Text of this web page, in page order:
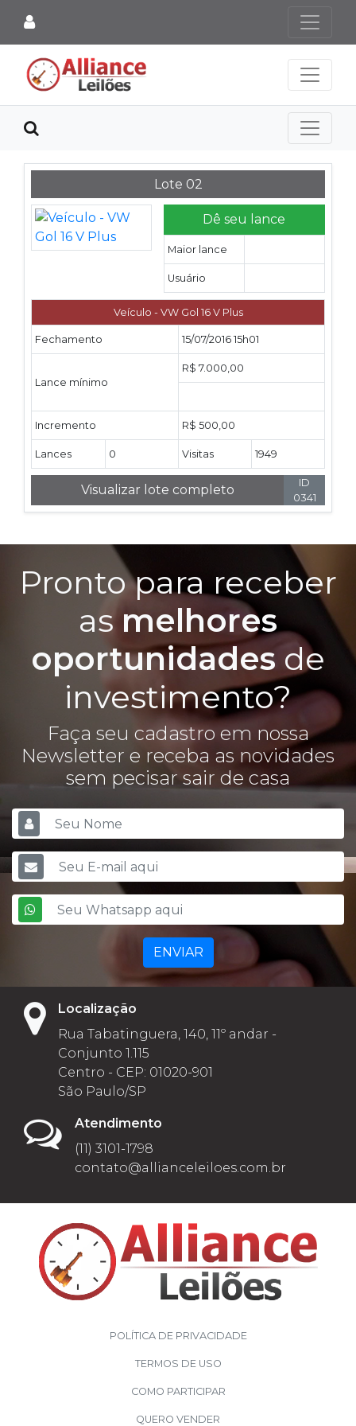
Lote 02
Dê seu lance
Maior lance
Usuário
Veículo - VW Gol 16 V Plus
Fechamento 15/07/2016 15h01
Lance mínimo
R$ 7.000,00
Incremento R$ 500,00
Lances 0 Visitas 1949
Visualizar lote completo
ID
0341
Pronto para receber
asmelhores
oportunidades de
investimento?
Faça seu cadastro em nossa
Newsletter e receba as novidades
sem pecisar sair de casa
ENVIAR
Localização
Rua Tabatinguera, 140, 11º andar -
Conjunto 1.115
Centro - CEP: 01020-901
São Paulo/SP
Atendimento
(11) 3101-1798
contato@allianceleiloes.com.br
POLÍTICA DE PRIVACIDADE
TERMOS DE USO
COMO PARTICIPAR
QUERO VENDER